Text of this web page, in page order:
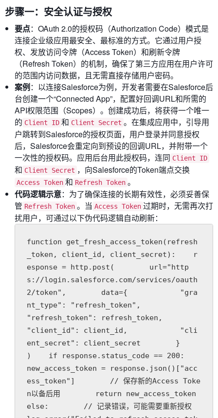
步骤一：安全认证与授权
要点：OAuth 2.0的授权码（Authorization Code）模式是
连接企业级应用最安全、最标准的方式。它通过用户授
权、发放访问令牌（Access Token）和刷新令牌
（Refresh Token）的机制，确保了第三方应用在用户许可
的范围内访问数据，且无需直接存储用户密码。
案例：以连接Salesforce为例，开发者需要在Salesforce后
台创建一个“Connected App”，配置好回调URL和所需的
API权限范围（Scopes）。创建成功后，将获得一个唯一
的 Client ID 和 Client Secret 。在集成应用中，引导用
户跳转到Salesforce的授权页面，用户登录并同意授权
后，Salesforce会重定向到预设的回调URL，并附带一个
一次性的授权码。应用后台用此授权码，连同 Client ID
和 Client Secret ，向Salesforce的Token端点交换
Access Token 和 Refresh Token 。
代码逻辑示意：为了确保连接的长期有效性，必须妥善保
管 Refresh Token 。当 Access Token 过期时，无需再次打
扰用户，可通过以下伪代码逻辑自动刷新：
function get_fresh_access_token(refresh
_token, client_id, client_secret):    r
esponse = http.post(        url="http
s://login.salesforce.com/services/oauth
2/token",        data={            "gra
nt_type": "refresh_token",
"refresh_token": refresh_token,
"client_id": client_id,            "cli
ent_secret": client_secret        }
)    if response.status_code == 200:
new_access_token = response.json()["acc
ess_token"]        // 保存新的Access Toke
n以备后用        return new_access_token
else:        // 记录错误，可能需要重新授权